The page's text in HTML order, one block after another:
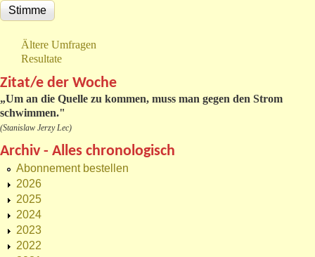
Ältere Umfragen
Resultate
Zitat/e der Woche
„Um an die Quelle zu kommen, muss man gegen den Strom
schwimmen."
(Stanislaw Jerzy Lec)
Archiv - Alles chronologisch
Abonnement bestellen
2026
2025
2024
2023
2022